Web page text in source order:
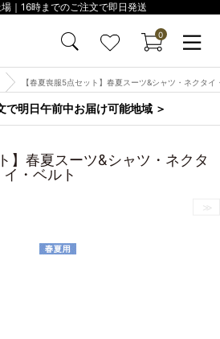
｜16時までのご注文で即日発送
0
【春夏喪服5点セット】春夏スーツ&シャツ・ネクタイ
で明日午前中お届け可能地域 ＞
】春夏スーツ&シャツ・ネクタ
イ・ベルト